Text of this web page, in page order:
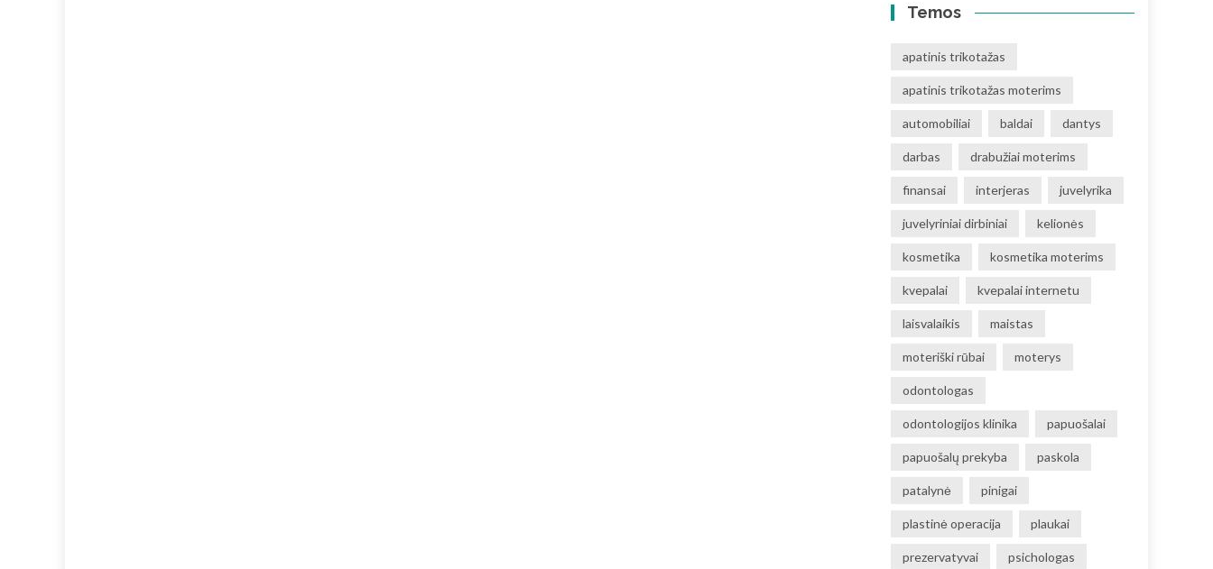
Temos
apatinis trikotažas
apatinis trikotažas moterims
automobiliai baldai dantys
darbas drabužiai moterims
finansai interjeras juvelyrika
juvelyriniai dirbiniai kelionės
kosmetika kosmetika moterims
kvepalai kvepalai internetu
laisvalaikis maistas
moteriški rūbai moterys
odontologas
odontologijos klinika papuošalai
papuošalų prekyba paskola
patalynė pinigai
plastinė operacija plaukai
prezervatyvai psichologas